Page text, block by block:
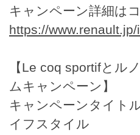
キャンペーン詳細は
https://
【Le coq sportifとル
ムキャンペーン】
キャンペーンタイト
イフスタイル